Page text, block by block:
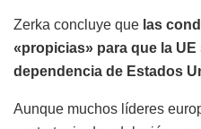
Zerka concluye que las
«propicias» para que la UE
dependencia de Estados
Aunque muchos líderes